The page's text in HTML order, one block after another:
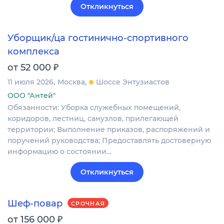
Откликнуться
Уборщик/ца гостинично-спортивного
комплекса
от 52 000 ₽
11 июля 2026 Москва
Шоссе Энтузиастов
ООО "Антей"
Обязанности: Уборка служебных помещений,
коридоров, лестниц, санузлов, прилегающей
территории; Выполнение приказов, распоряжений и
поручений руководства; Предоставлять достоверную
информацию о состоянии…
Откликнуться
Шеф-повар СРОЧНАЯ
от 156 000 ₽